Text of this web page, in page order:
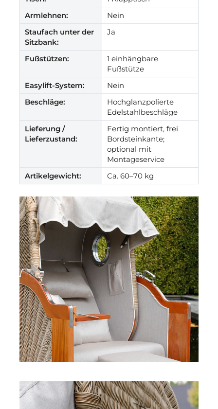
Armlehnen:
Nein
Staufach unter der
Sitzbank:
Ja
Fußstützen:
1 einhängbare
Fußstütze
Easylift-System:
Nein
Beschläge:
Hochglanzpolierte
Edelstahlbeschläge
Lieferung /
Lieferzustand:
Fertig montiert, frei
Bordsteinkante;
optional mit
Montageservice
Artikelgewicht:
Ca. 60–70 kg